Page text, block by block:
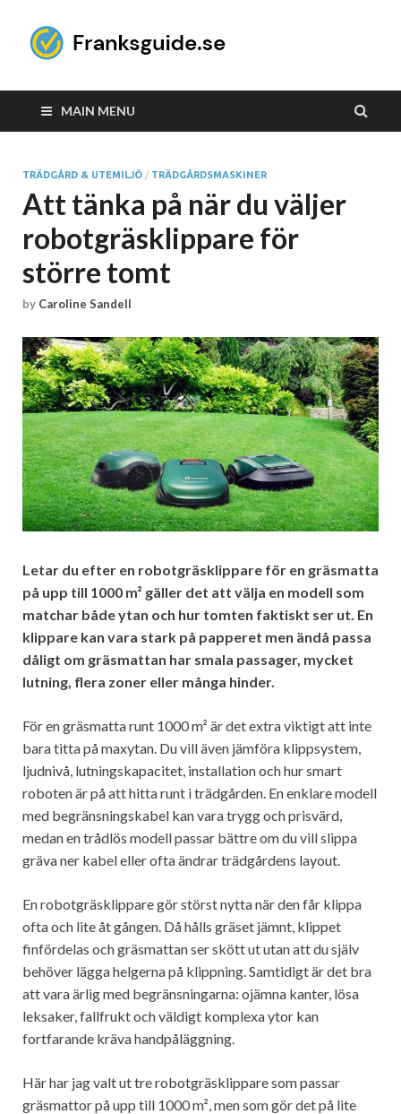
MAIN MENU
TRÄDGÅRD & UTEMILJÖ / TRÄDGÅRDSMASKINER
Att tänka på när du väljer
robotgräsklippare för
större tomt
by Caroline Sandell
Letar du efter en robotgräsklippare för en gräsmatta
på upp till 1000 m² gäller det att välja en modell som
matchar både ytan och hur tomten faktiskt ser ut. En
klippare kan vara stark på papperet men ändå passa
dåligt om gräsmattan har smala passager, mycket
lutning, flera zoner eller många hinder.
För en gräsmatta runt 1000 m² är det extra viktigt att inte
bara titta på maxytan. Du vill även jämföra klippsystem,
ljudnivå, lutningskapacitet, installation och hur smart
roboten är på att hitta runt i trädgården. En enklare modell
med begränsningskabel kan vara trygg och prisvärd,
medan en trådlös modell passar bättre om du vill slippa
gräva ner kabel eller ofta ändrar trädgårdens layout.
En robotgräsklippare gör störst nytta när den får klippa
ofta och lite åt gången. Då hålls gräset jämnt, klippet
finfördelas och gräsmattan ser skött ut utan att du själv
behöver lägga helgerna på klippning. Samtidigt är det bra
att vara ärlig med begränsningarna: ojämna kanter, lösa
leksaker, fallfrukt och väldigt komplexa ytor kan
fortfarande kräva handpåläggning.
Här har jag valt ut tre robotgräsklippare som passar
gräsmattor på upp till 1000 m², men som gör det på lite